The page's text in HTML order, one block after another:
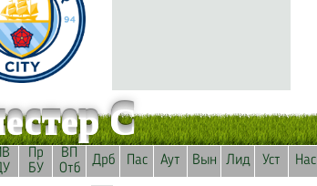
С
Пр
БУ
ВП
Отб
Дрб Пас Аут Вын Лид Уст Нас